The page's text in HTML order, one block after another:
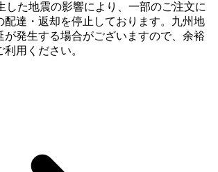
した地震の影響により、一部のご注文に
配達・返却を停止しております。九州地
が発生する場合がございますので、余裕
用ください。